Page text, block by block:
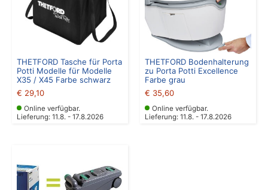
THETFORD Tasche für Porta
Potti Modelle für Modelle
X35 / X45 Farbe schwarz
€ 29,10
Online verfügbar.
Lieferung: 11.8. - 17.8.2026
THETFORD Bodenhalterung
zu Porta Potti Excellence
Farbe grau
€ 35,60
Online verfügbar.
Lieferung: 11.8. - 17.8.2026